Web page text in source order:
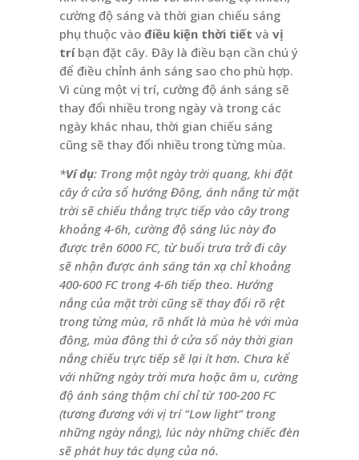
cường độ sáng và thời gian chiếu sáng
phụ thuộc vào điều kiện thời tiết và vị
tríbạn đặt cây. Đây là điều bạn cần chú ý
để điều chỉnh ánh sáng sao cho phù hợp.
Vì cùng một vị trí, cường độ ánh sáng sẽ
thay đổi nhiều trong ngày và trong các
ngày khác nhau, thời gian chiếu sáng
cũng sẽ thay đổi nhiều trong từng mùa.
*Ví dụ: Trong một ngày trời quang, khi đặt
cây ở cửa sổ hướng Đông, ánh nắng từ mặt
trời sẽ chiếu thẳng trực tiếp vào cây trong
khoảng 4-6h, cường độ sáng lúc này đo
được trên 6000 FC, từ buổi trưa trở đi cây
sẽ nhận được ánh sáng tán xạ chỉ khoảng
400-600 FC trong 4-6h tiếp theo. Hướng
nắng của mặt trời cũng sẽ thay đổi rõ rệt
trong từng mùa, rõ nhất là mùa hè với mùa
đông, mùa đông thì ở cửa sổ này thời gian
nắng chiếu trực tiếp sẽ lại ít hơn. Chưa kể
với những ngày trời mưa hoặc âm u, cường
độ ánh sáng thậm chí chỉ từ 100-200 FC
(tương đương với vị trí “Low light” trong
những ngày nắng), lúc này những chiếc đèn
sẽ phát huy tác dụng của nó.